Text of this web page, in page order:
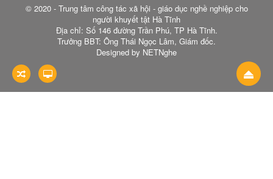
© 2020 - Trung tâm công tác xã hội - giáo dục nghề nghiệp cho
người khuyết tật Hà Tĩnh
Địa chỉ: Số 146 đường Trần Phú, TP Hà Tĩnh.
Trưởng BBT: Ông Thái Ngọc Lâm, Giám đốc.
Designed by NETNghe